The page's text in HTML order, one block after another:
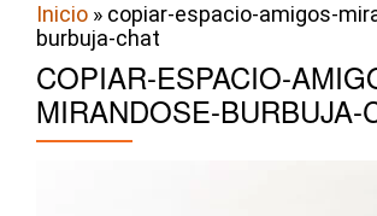
Inicio » copiar-espacio-amigos-
burbuja-chat
COPIAR-ESPACIO-
MIRANDOSE-BURBUJA-